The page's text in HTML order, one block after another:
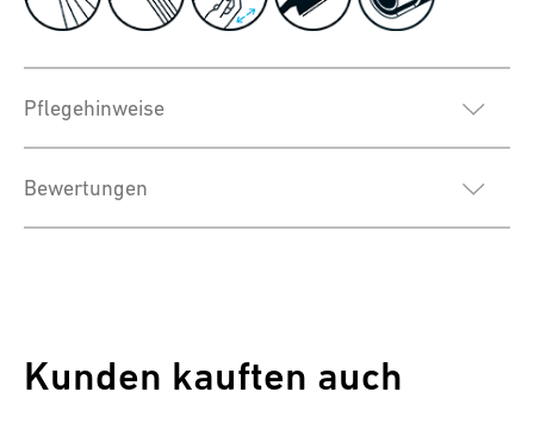
Pflegehinweise
Bewertungen
Kunden kauften auch